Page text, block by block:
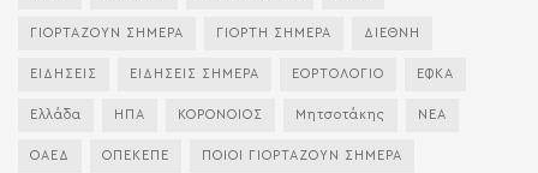
ΓΙΟΡΤΑΖΟΥΝ ΣΗΜΕΡΑ ΓΙΟΡΤΗ ΣΗΜΕΡΑ ΔΙΕΘΝΗ
ΕΙΔΗΣΕΙΣ ΕΙΔΗΣΕΙΣ ΣΗΜΕΡΑ ΕΟΡΤΟΛΟΓΙΟ ΕΦΚΑ
Ελλάδα ΗΠΑ ΚΟΡΟΝΟΙΟΣ Μητσοτάκης ΝΕΑ
ΟΑΕΔ ΟΠΕΚΕΠΕ ΠΟΙΟΙ ΓΙΟΡΤΑΖΟΥΝ ΣΗΜΕΡΑ